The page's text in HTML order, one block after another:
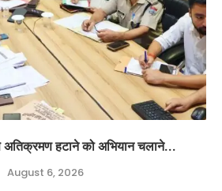
से अतिक्रमण हटाने को अभियान चलाने...
August 6, 2026